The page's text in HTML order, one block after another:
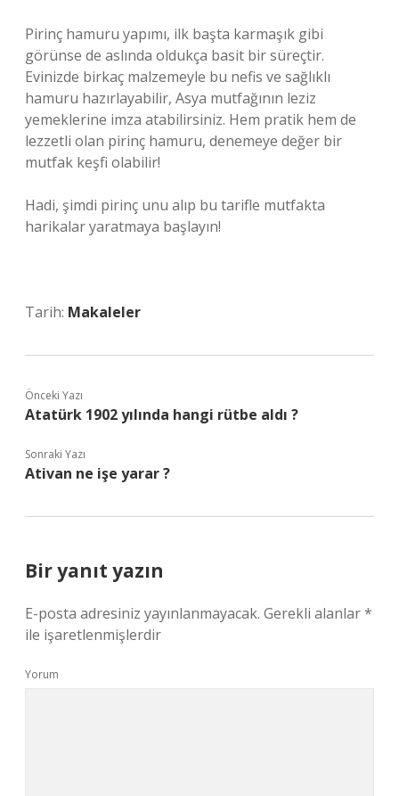
Pirinç hamuru yapımı, ilk başta karmaşık gibi
görünse de aslında oldukça basit bir süreçtir.
Evinizde birkaç malzemeyle bu nefis ve sağlıklı
hamuru hazırlayabilir, Asya mutfağının leziz
yemeklerine imza atabilirsiniz. Hem pratik hem de
lezzetli olan pirinç hamuru, denemeye değer bir
mutfak keşfi olabilir!
Hadi, şimdi pirinç unu alıp bu tarifle mutfakta
harikalar yaratmaya başlayın!
Tarih: Makaleler
Önceki Yazı
Atatürk 1902 yılında hangi rütbe aldı ?
Sonraki Yazı
Ativan ne işe yarar ?
Bir yanıt yazın
E-posta adresiniz yayınlanmayacak. Gerekli alanlar*
ile işaretlenmişlerdir
Yorum